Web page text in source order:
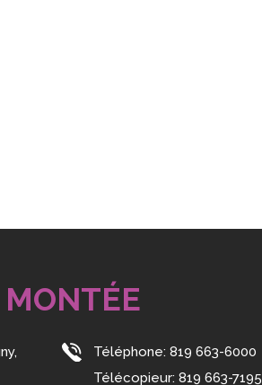
MONTÉE
Téléphone: 819 663-6000
Télécopieur: 819 663-7195